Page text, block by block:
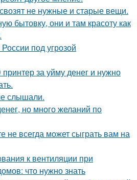
не нужные и старые вещи.
бытовку, они и там красоту как
под угрозой
за уйму денег и нужно
слышали.
но много желаний по
не всегда может сыграть вам на
к вентиляции при
что нужно знать